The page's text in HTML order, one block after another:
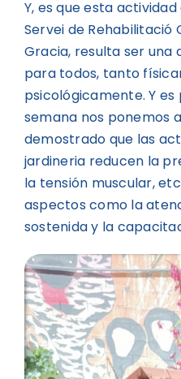
Y, es que esta
Servei de Rehabilitació
Gracia, resulta ser
para todos, tanto
psicológicamente. Y es
semana nos ponemos
demostrado que las
jardineria reducen la
la tensión muscular,
aspectos como la
sostenida y la